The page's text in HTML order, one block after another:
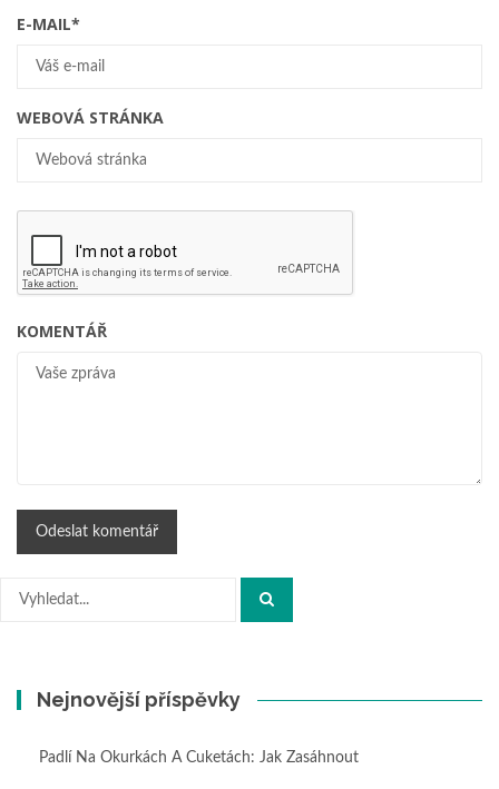
E-MAIL*
WEBOVÁ STRÁNKA
KOMENTÁŘ
Hledat:
Nejnovější příspěvky
Padlí Na Okurkách A Cuketách: Jak Zasáhnout